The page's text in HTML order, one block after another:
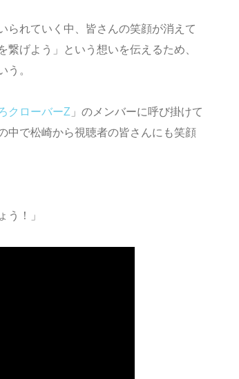
られていく中、皆さんの笑顔が消えて
げよう」という想いを伝えるため、
う。
クローバーZ 」のメンバーに呼び掛けて
中で松崎から視聴者の皆さんにも笑顔
う！」